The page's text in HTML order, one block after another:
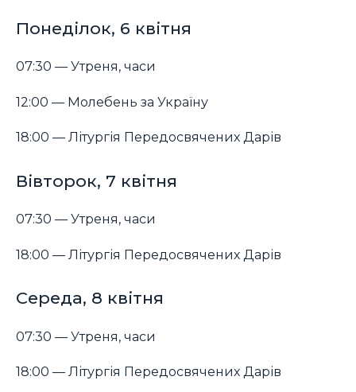
Понеділок, 6 квітня
07:30 — Утреня, часи
12:00 — Молебень за Україну
18:00 — Літургія Передосвячених Дарів
Вівторок, 7 квітня
07:30 — Утреня, часи
18:00 — Літургія Передосвячених Дарів
Середа, 8 квітня
07:30 — Утреня, часи
18:00 — Літургія Передосвячених Дарів